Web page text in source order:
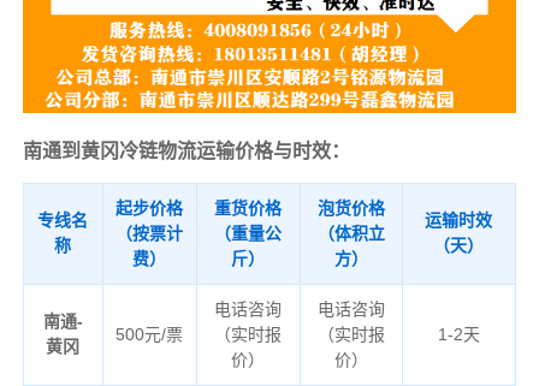
南通到黄冈冷链物流运输价格与时效：
专线名
称
起步价格
（按票计
费）
重货价格
（重量公
斤）
泡货价格
（体积立
方）
运输时效
（天）
南通-
黄冈
500元/票
电话咨询
（实时报
价）
电话咨询
（实时报
价）
1-2天